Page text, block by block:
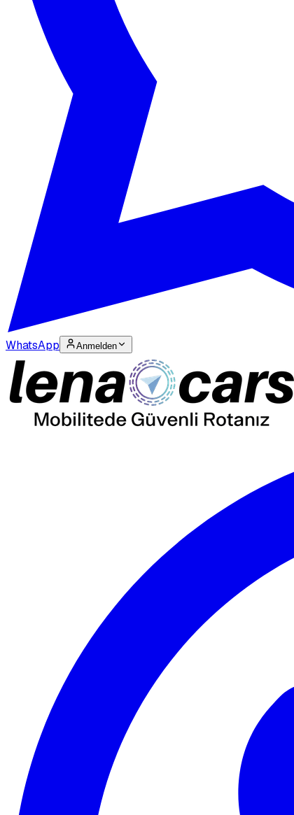
WhatsApp Anmelden